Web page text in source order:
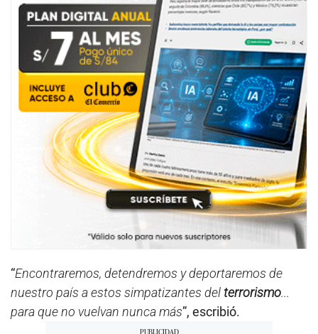
“Encontraremos, detendremos y deportaremos de
nuestro país a estos simpatizantes delterrorismo...
para que no vuelvan nunca más”, escribió.